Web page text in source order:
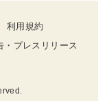
利用規約
・プレスリリース